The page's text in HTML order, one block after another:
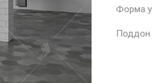
Форма
Поддон